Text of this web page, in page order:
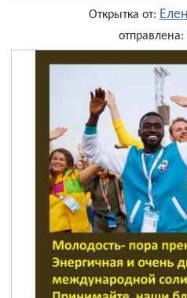
Открытка от:
отправлена: